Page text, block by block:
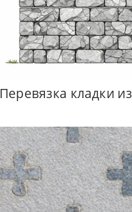
Перевязка кладки